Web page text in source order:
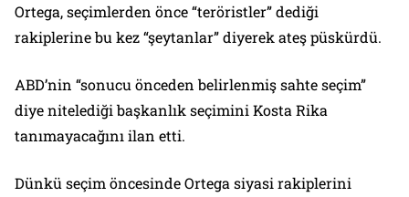
Ortega, seçimlerden önce “teröristler” dediği
rakiplerine bu kez “şeytanlar” diyerek ateş püskürdü.
ABD’nin “sonucu önceden belirlenmiş sahte seçim”
diye nitelediği başkanlık seçimini Kosta Rika
tanımayacağını ilan etti.
Dünkü seçim öncesinde Ortega siyasi rakiplerini